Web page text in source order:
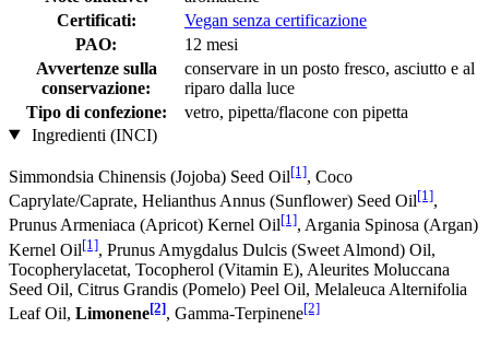
Certificati:
Vegan senza certificazione
PAO:
12 mesi
Avvertenze sulla
conservazione:
conservare in un posto fresco, asciutto e al
riparo dalla luce
Tipo di confezione:
vetro, pipetta/flacone con pipetta
Ingredienti (INCI)
Simmondsia Chinensis (Jojoba) Seed Oil[1], Coco
Caprylate/Caprate, Helianthus Annus (Sunflower) Seed Oil[1],
Prunus Armeniaca (Apricot) Kernel Oil[1], Argania Spinosa (Argan)
Kernel Oil[1], Prunus Amygdalus Dulcis (Sweet Almond) Oil,
Tocopherylacetat, Tocopherol (Vitamin E), Aleurites Moluccana
Seed Oil, Citrus Grandis (Pomelo) Peel Oil, Melaleuca Alternifolia
Leaf Oil, Limonene[2], Gamma-Terpinene[2]